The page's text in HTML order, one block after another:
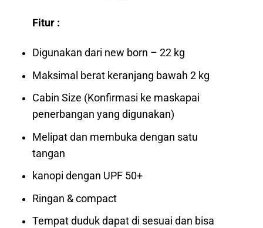
Fitur :
Digunakan dari new born – 22 kg
Maksimal berat keranjang bawah 2 kg
Cabin Size (Konfirmasi ke maskapai
penerbangan yang digunakan)
Melipat dan membuka dengan satu
tangan
kanopi dengan UPF 50+
Ringan & compact
Tempat duduk dapat di sesuai dan bisa